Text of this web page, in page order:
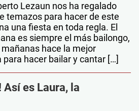
Lezaun nos ha regalado
temazos para hacer de este
una fiesta en toda regla. El
es siempre el más bailongo,
hace la mejor
hacer bailar y cantar […]
Así es Laura, la